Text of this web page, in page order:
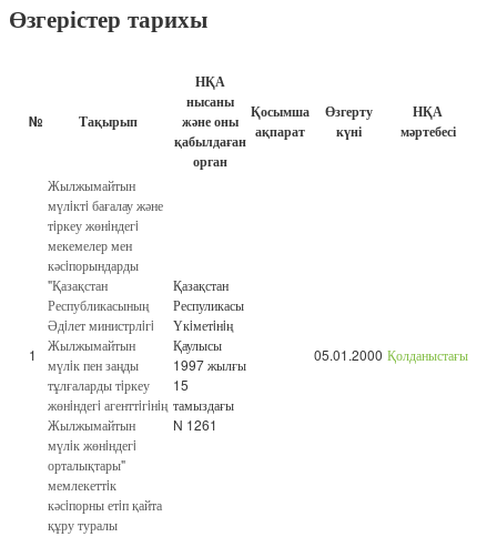
Өзгерістер тарихы
№ Тақырып
НҚА
нысаны
және оны
қабылдаған
орган
Қосымша
ақпарат
Өзгерту
күні
НҚА
мәртебесі
1
Жылжымайтын
мүлiктi бағалау және
тiркеу жөнiндегi
мекемелер мен
кәсiпорындарды
"Қазақстан
Республикасының
Әдiлет министрлiгi
Жылжымайтын
мүлiк пен заңды
тұлғаларды тiркеу
жөнiндегi агенттiгiнiң
Жылжымайтын
мүлiк жөнiндегi
орталықтары"
мемлекеттiк
кәсiпорны етiп қайта
құру туралы
Қазақстан
Респуликасы
Үкiметiнiң
Қаулысы
1997 жылғы
15
тамыздағы
N 1261
05.01.2000 Қолданыстағы